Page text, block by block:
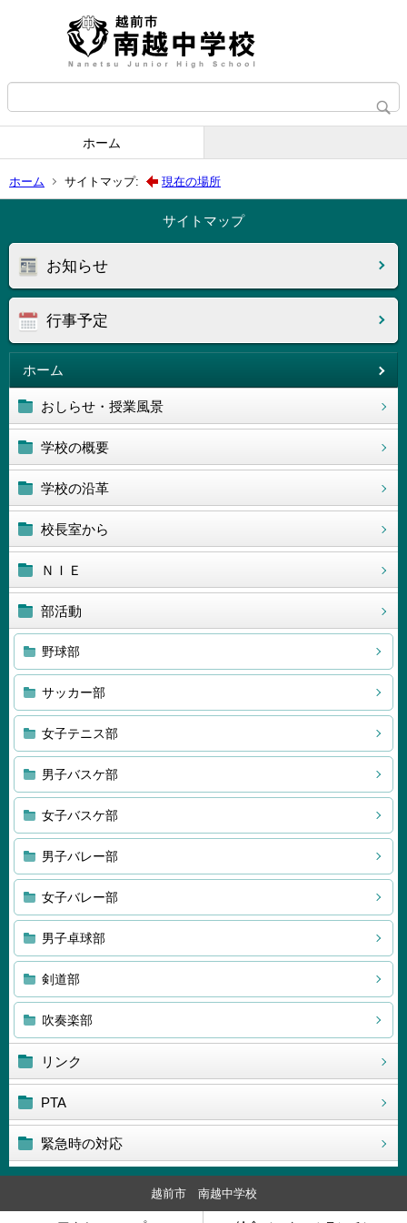
ホーム
ホーム サイトマップ: 現在の場所
サイトマップ
お知らせ
行事予定
ホーム
おしらせ・授業風景
学校の概要
学校の沿革
校長室から
ＮＩＥ
部活動
野球部
サッカー部
女子テニス部
男子バスケ部
女子バスケ部
男子バレー部
女子バレー部
男子卓球部
剣道部
吹奏楽部
リンク
PTA
緊急時の対応
越前市 南越中学校